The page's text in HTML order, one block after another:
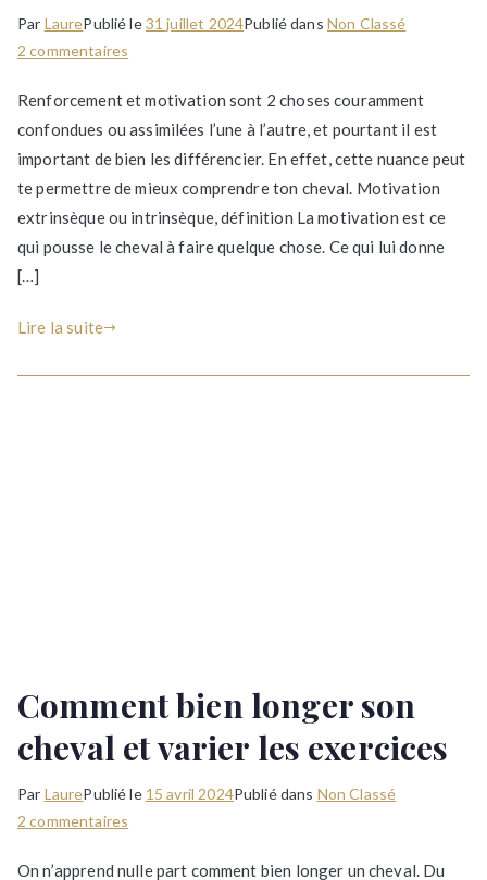
Par LaurePublié le31 juillet 2024Publié dans Non Classé
2 commentaires
et
motivation,
2
choses
à
Renforcement et motivation sont 2 choses couramment
confondues ou assimilées l’une à l’autre, et pourtant il est
important de bien les différencier. En effet, cette nuance peut
te permettre de mieux comprendre ton cheval. Motivation
extrinsèque ou intrinsèque, définition La motivation est ce
qui pousse le cheval à faire quelque chose. Ce qui lui donne
[…]
Lire la suite
Comment bien longer son
cheval et varier les exercices
Par LaurePublié le 15 avril 2024Publié dans Non Classé
2 commentaires
bien
On n’apprend nulle part comment bien longer un cheval. Du